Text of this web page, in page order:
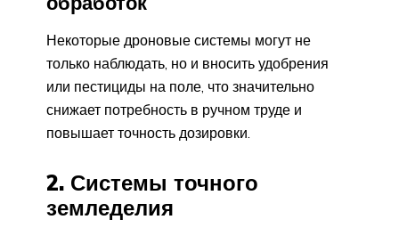
Некоторые дроновые системы могут не
только наблюдать, но и вносить удобрения
или пестициды на поле, что значительно
снижает потребность в ручном труде и
повышает точность дозировки.
2. Системы точного
земледелия